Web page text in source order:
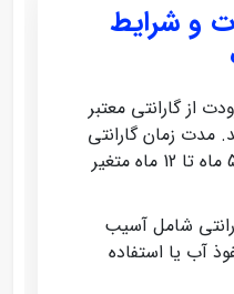
و شرایط
از گارانتی معتبر
مدت زمان گارانتی
بسته به نوع کالا بین 5 ماه تا 12 ماه متغیر
شامل آسیب‌
آب یا استفاده